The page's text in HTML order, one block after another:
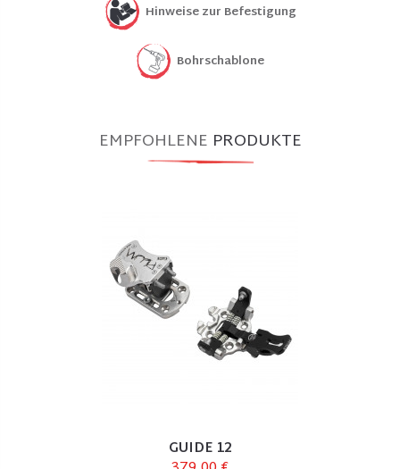
Hinweise zur Befestigung
Bohrschablone
EMPFOHLENE PRODUKTE
GUIDE 12